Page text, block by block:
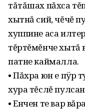
тăтăшах пăхса
хытнă сий, чĕчĕ
хуппине аса
тĕртĕмĕнче хытă
патне каймалла.
• Пăхра юн е пÿр
хура тĕслĕ
• Енчен те вар